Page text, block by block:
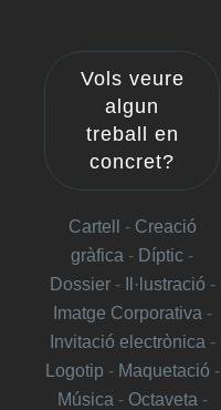
Vols veure
algun
treball en
concret?
Cartell - Creació
gràfica - Díptic -
Dossier - Il·lustració -
Imatge Corporativa -
Invitació electrònica -
Logotip - Maquetació -
Música - Octaveta -